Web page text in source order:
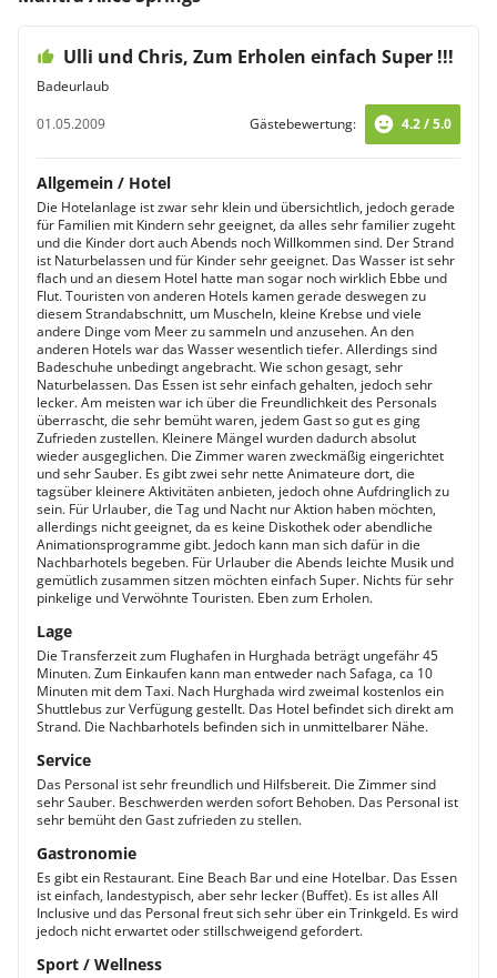
Ulli und Chris, Zum Erholen einfach Super !!!
Badeurlaub
01.05.2009
Gästebewertung: 4.2 / 5.0
Allgemein / Hotel
Die Hotelanlage ist zwar sehr klein und übersichtlich, jedoch gerade
für Familien mit Kindern sehr geeignet, da alles sehr familier zugeht
und die Kinder dort auch Abends noch Willkommen sind. Der Strand
ist Naturbelassen und für Kinder sehr geeignet. Das Wasser ist sehr
flach und an diesem Hotel hatte man sogar noch wirklich Ebbe und
Flut. Touristen von anderen Hotels kamen gerade deswegen zu
diesem Strandabschnitt, um Muscheln, kleine Krebse und viele
andere Dinge vom Meer zu sammeln und anzusehen. An den
anderen Hotels war das Wasser wesentlich tiefer. Allerdings sind
Badeschuhe unbedingt angebracht. Wie schon gesagt, sehr
Naturbelassen. Das Essen ist sehr einfach gehalten, jedoch sehr
lecker. Am meisten war ich über die Freundlichkeit des Personals
überrascht, die sehr bemüht waren, jedem Gast so gut es ging
Zufrieden zustellen. Kleinere Mängel wurden dadurch absolut
wieder ausgeglichen. Die Zimmer waren zweckmäßig eingerichtet
und sehr Sauber. Es gibt zwei sehr nette Animateure dort, die
tagsüber kleinere Aktivitäten anbieten, jedoch ohne Aufdringlich zu
sein. Für Urlauber, die Tag und Nacht nur Aktion haben möchten,
allerdings nicht geeignet, da es keine Diskothek oder abendliche
Animationsprogramme gibt. Jedoch kann man sich dafür in die
Nachbarhotels begeben. Für Urlauber die Abends leichte Musik und
gemütlich zusammen sitzen möchten einfach Super. Nichts für sehr
pinkelige und Verwöhnte Touristen. Eben zum Erholen.
Lage
Die Transferzeit zum Flughafen in Hurghada beträgt ungefähr 45
Minuten. Zum Einkaufen kann man entweder nach Safaga, ca 10
Minuten mit dem Taxi. Nach Hurghada wird zweimal kostenlos ein
Shuttlebus zur Verfügung gestellt. Das Hotel befindet sich direkt am
Strand. Die Nachbarhotels befinden sich in unmittelbarer Nähe.
Service
Das Personal ist sehr freundlich und Hilfsbereit. Die Zimmer sind
sehr Sauber. Beschwerden werden sofort Behoben. Das Personal ist
sehr bemüht den Gast zufrieden zu stellen.
Gastronomie
Es gibt ein Restaurant. Eine Beach Bar und eine Hotelbar. Das Essen
ist einfach, landestypisch, aber sehr lecker (Buffet). Es ist alles All
Inclusive und das Personal freut sich sehr über ein Trinkgeld. Es wird
jedoch nicht erwartet oder stillschweigend gefordert.
Sport / Wellness